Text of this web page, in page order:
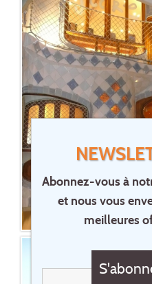
Abonnez-vous à
et nous vous
meilleures